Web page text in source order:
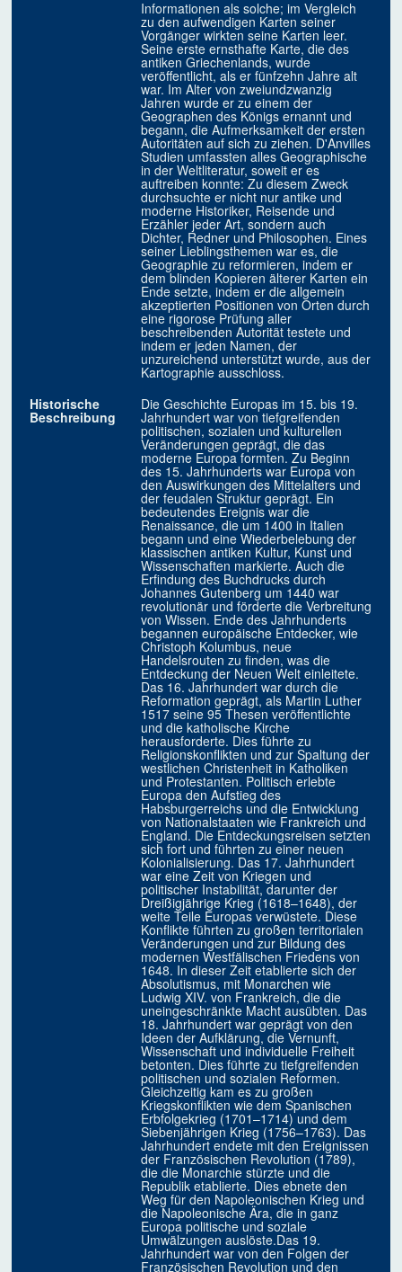
Informationen als solche; im Vergleich
zu den aufwendigen Karten seiner
Vorgänger wirkten seine Karten leer.
Seine erste ernsthafte Karte, die des
antiken Griechenlands, wurde
veröffentlicht, als er fünfzehn Jahre alt
war. Im Alter von zweiundzwanzig
Jahren wurde er zu einem der
Geographen des Königs ernannt und
begann, die Aufmerksamkeit der ersten
Autoritäten auf sich zu ziehen. D'Anvilles
Studien umfassten alles Geographische
in der Weltliteratur, soweit er es
auftreiben konnte: Zu diesem Zweck
durchsuchte er nicht nur antike und
moderne Historiker, Reisende und
Erzähler jeder Art, sondern auch
Dichter, Redner und Philosophen. Eines
seiner Lieblingsthemen war es, die
Geographie zu reformieren, indem er
dem blinden Kopieren älterer Karten ein
Ende setzte, indem er die allgemein
akzeptierten Positionen von Orten durch
eine rigorose Prüfung aller
beschreibenden Autorität testete und
indem er jeden Namen, der
unzureichend unterstützt wurde, aus der
Kartographie ausschloss.
Historische
Beschreibung
Die Geschichte Europas im 15. bis 19.
Jahrhundert war von tiefgreifenden
politischen, sozialen und kulturellen
Veränderungen geprägt, die das
moderne Europa formten. Zu Beginn
des 15. Jahrhunderts war Europa von
den Auswirkungen des Mittelalters und
der feudalen Struktur geprägt. Ein
bedeutendes Ereignis war die
Renaissance, die um 1400 in Italien
begann und eine Wiederbelebung der
klassischen antiken Kultur, Kunst und
Wissenschaften markierte. Auch die
Erfindung des Buchdrucks durch
Johannes Gutenberg um 1440 war
revolutionär und förderte die Verbreitung
von Wissen. Ende des Jahrhunderts
begannen europäische Entdecker, wie
Christoph Kolumbus, neue
Handelsrouten zu finden, was die
Entdeckung der Neuen Welt einleitete.
Das 16. Jahrhundert war durch die
Reformation geprägt, als Martin Luther
1517 seine 95 Thesen veröffentlichte
und die katholische Kirche
herausforderte. Dies führte zu
Religionskonflikten und zur Spaltung der
westlichen Christenheit in Katholiken
und Protestanten. Politisch erlebte
Europa den Aufstieg des
Habsburgerreichs und die Entwicklung
von Nationalstaaten wie Frankreich und
England. Die Entdeckungsreisen setzten
sich fort und führten zu einer neuen
Kolonialisierung. Das 17. Jahrhundert
war eine Zeit von Kriegen und
politischer Instabilität, darunter der
Dreißigjährige Krieg (1618–1648), der
weite Teile Europas verwüstete. Diese
Konflikte führten zu großen territorialen
Veränderungen und zur Bildung des
modernen Westfälischen Friedens von
1648. In dieser Zeit etablierte sich der
Absolutismus, mit Monarchen wie
Ludwig XIV. von Frankreich, die die
uneingeschränkte Macht ausübten. Das
18. Jahrhundert war geprägt von den
Ideen der Aufklärung, die Vernunft,
Wissenschaft und individuelle Freiheit
betonten. Dies führte zu tiefgreifenden
politischen und sozialen Reformen.
Gleichzeitig kam es zu großen
Kriegskonflikten wie dem Spanischen
Erbfolgekrieg (1701–1714) und dem
Siebenjährigen Krieg (1756–1763). Das
Jahrhundert endete mit den Ereignissen
der Französischen Revolution (1789),
die die Monarchie stürzte und die
Republik etablierte. Dies ebnete den
Weg für den Napoleonischen Krieg und
die Napoleonische Ära, die in ganz
Europa politische und soziale
Umwälzungen auslöste.Das 19.
Jahrhundert war von den Folgen der
Französischen Revolution und den